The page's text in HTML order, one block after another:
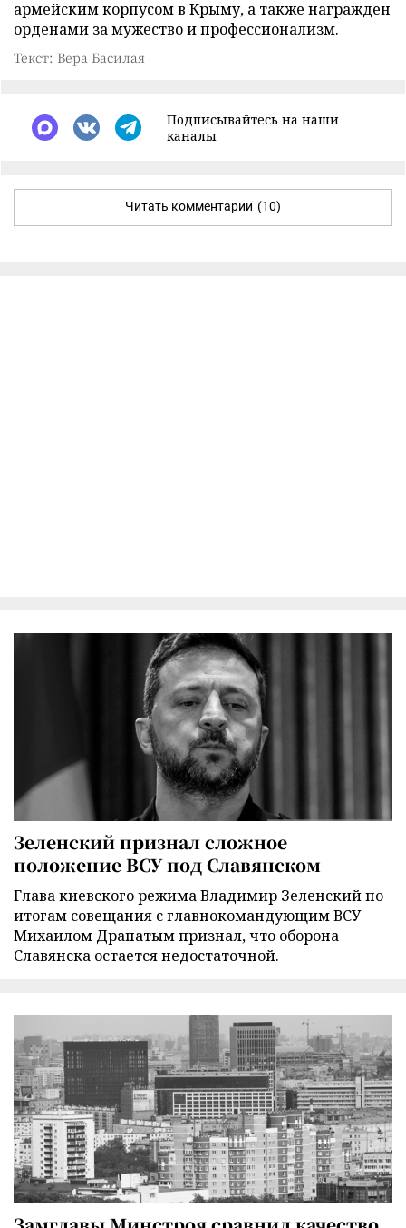
армейским корпусом в Крыму, а также награжден
орденами за мужество и профессионализм.
Текст: Вера Басилая
Подписывайтесь на наши
каналы
Читать комментарии (10)
Зеленский признал сложное
положение ВСУ под Славянском
Глава киевского режима Владимир Зеленский по
итогам совещания с главнокомандующим ВСУ
Михаилом Драпатым признал, что оборона
Славянска остается недостаточной.